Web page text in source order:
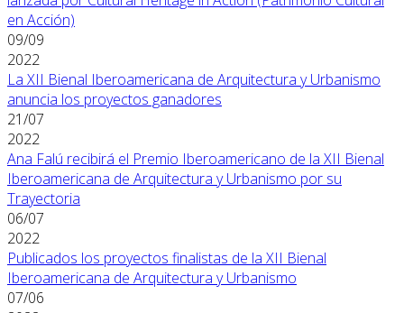
en Acción)
09/09
2022
La XII Bienal Iberoamericana de Arquitectura y Urbanismo
anuncia los proyectos ganadores
21/07
2022
Ana Falú recibirá el Premio Iberoamericano de la XII Bienal
Iberoamericana de Arquitectura y Urbanismo por su
Trayectoria
06/07
2022
Publicados los proyectos finalistas de la XII Bienal
Iberoamericana de Arquitectura y Urbanismo
07/06